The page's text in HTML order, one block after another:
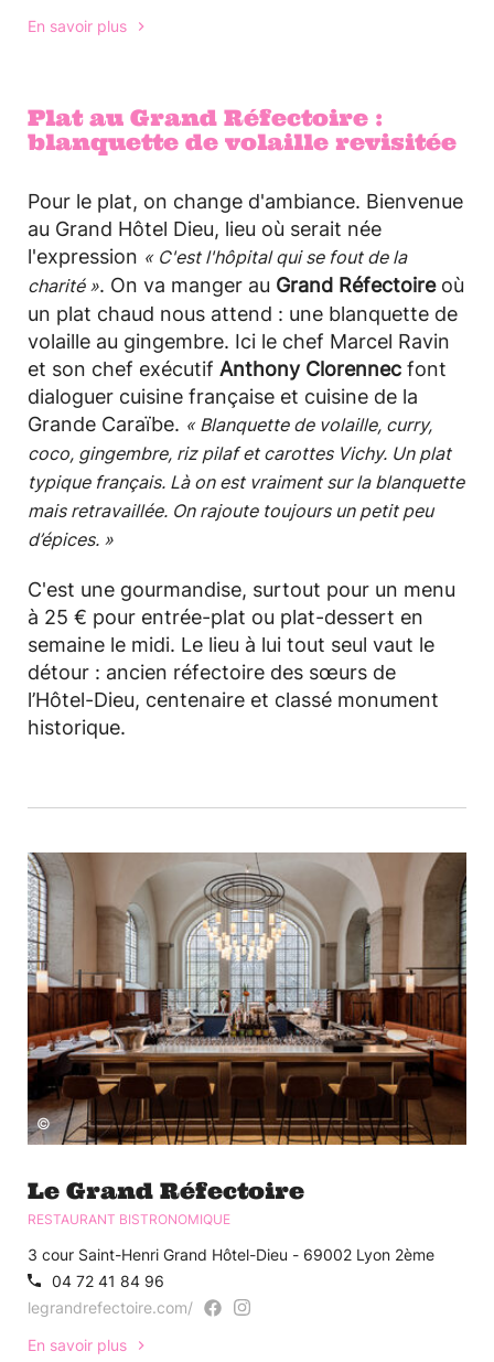
En savoir plus
Plat au Grand Réfectoire :
blanquette de volaille revisitée
Pour le plat, on change d'ambiance. Bienvenue
au Grand Hôtel Dieu, lieu où serait née
l'expression « C'est l'hôpital qui se fout de la
charité ». On va manger au Grand Réfectoireoù
un plat chaud nous attend : une blanquette de
volaille au gingembre. Ici le chef Marcel Ravin
et son chef exécutif Anthony Clorennec font
dialoguer cuisine française et cuisine de la
Grande Caraïbe. « Blanquette de volaille, curry,
coco, gingembre, riz pilaf et carottes Vichy. Un plat
typique français. Là on est vraiment sur la blanquette
mais retravaillée. On rajoute toujours un petit peu
d’épices. »
C'est une gourmandise, surtout pour un menu
à 25 € pour entrée-plat ou plat-dessert en
semaine le midi. Le lieu à lui tout seul vaut le
détour : ancien réfectoire des sœurs de
l’Hôtel-Dieu, centenaire et classé monument
historique.
©
Le Grand Réfectoire
RESTAURANT BISTRONOMIQUE
3 cour Saint-Henri Grand Hôtel-Dieu - 69002 Lyon 2ème
04 72 41 84 96
legrandrefectoire.com/
En savoir plus